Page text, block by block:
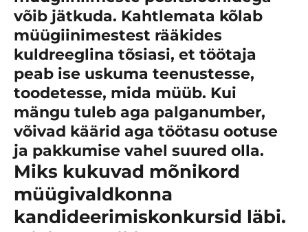
võib jätkuda. Kahtlemata kõlab
müügiinimestest rääkides
kuldreeglina tõsiasi, et töötaja
peab ise uskuma teenustesse,
toodetesse, mida müüb. Kui
mängu tuleb aga palganumber,
võivad käärid aga töötasu ootuse
ja pakkumise vahel suured olla.
Miks kukuvad mõnikord
müügivaldkonna
kandideerimiskonkursid läbi.